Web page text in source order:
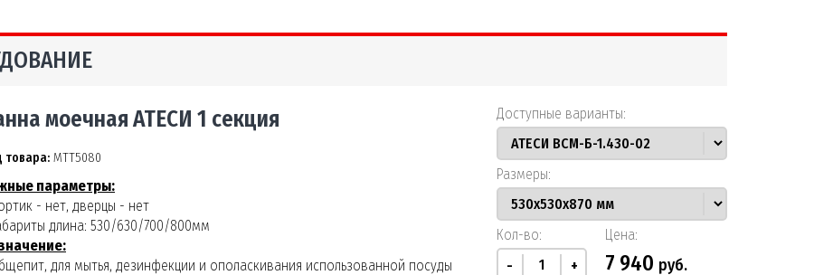
моечная АТЕСИ 1 секция
товара: МТТ5080
параметры:
- нет, дверцы - нет
длина: 530/630/700/800мм
для мытья, дезинфекции и ополаскивания использованной посуды
Доступные варианты:
Размеры:
Кол-во:
-
+
Цена:
7 940 руб.